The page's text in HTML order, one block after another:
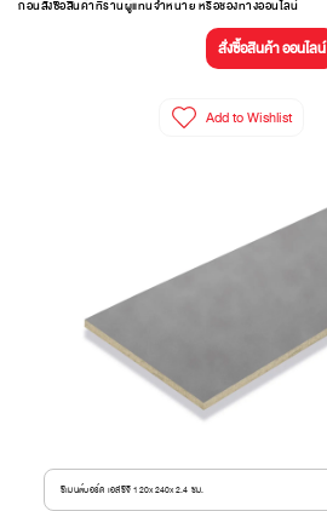
ก่อนสั่งซื้อสินค้าที่ร้านผู้แทนจำหน่าย หรือช่องทางออนไลน์
สั่งซื้อสินค้า ออนไลน์
Add to Wishlist
ซีเมนต์บอร์ด เอสซีจี 120x240x2.4 ซม.